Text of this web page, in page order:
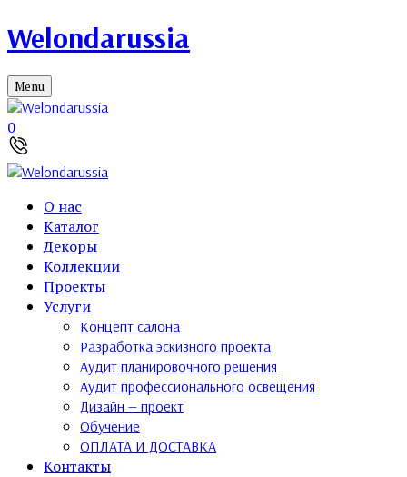
Welondarussia
Menu
0
О нас
Каталог
Декоры
Коллекции
Проекты
Услуги
Концепт салона
Разработка эскизного проекта
Аудит планировочного решения
Аудит профессионального освещения
Дизайн — проект
Обучение
ОПЛАТА И ДОСТАВКА
Контакты